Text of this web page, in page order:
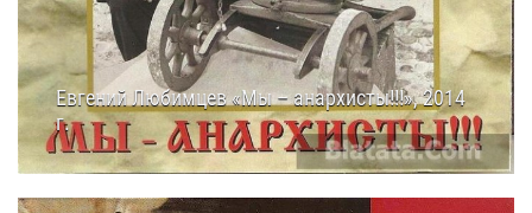
Евгений Любимцев «Мы – анархисты!!!», 2014
г.
08.01.201514:25